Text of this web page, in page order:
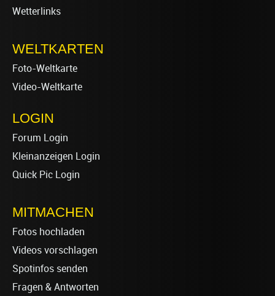
Wetterlinks
WELTKARTEN
Foto-Weltkarte
Video-Weltkarte
LOGIN
Forum Login
Kleinanzeigen Login
Quick Pic Login
MITMACHEN
Fotos hochladen
Videos vorschlagen
Spotinfos senden
Fragen & Antworten